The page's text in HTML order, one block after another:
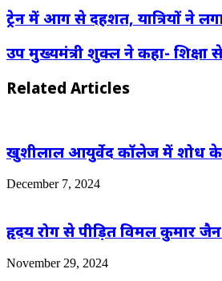
ट्रेन में आग से दहशत, यात्रियों ने
उप मुख्यमंत्री शुक्ल ने कहा- शिक्षा
Related Articles
खुशीलाल आयुर्वेद कॉलेज में शोध के
December 7, 2024
हृदय रोग से पीड़ित विमल कुमार
November 29, 2024